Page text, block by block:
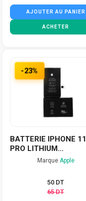
AJOUTER AU PANIER
ACHETER
-23%
BATTERIE IPHONE 11
PRO LITHIUM...
Marque Apple
50 DT
65 DT